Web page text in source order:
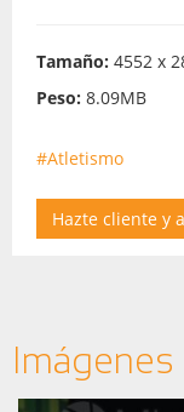
Tamaño: 4552 x
Peso: 8.09MB
#Atletismo
Hazte cliente y
Imágenes